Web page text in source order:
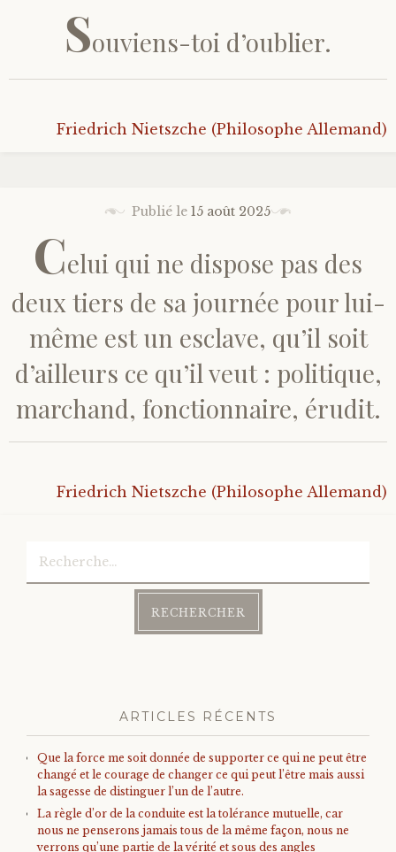
Souviens-toi d’oublier.
Friedrich Nietszche (Philosophe Allemand)
Publié le 15 août 2025
Celui qui ne dispose pas des
deux tiers de sa journée pour lui-
même est un esclave, qu’il soit
d’ailleurs ce qu’il veut : politique,
marchand, fonctionnaire, érudit.
Friedrich Nietszche (Philosophe Allemand)
ARTICLES RÉCENTS
Que la force me soit donnée de supporter ce qui ne peut être
changé et le courage de changer ce qui peut l’être mais aussi
la sagesse de distinguer l’un de l’autre.
La règle d’or de la conduite est la tolérance mutuelle, car
nous ne penserons jamais tous de la même façon, nous ne
verrons qu’une partie de la vérité et sous des angles